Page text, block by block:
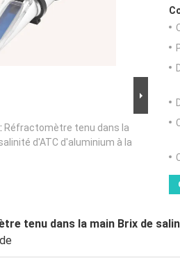
Réfractomètre tenu dans la
d'ATC d'aluminium à la
tenu dans la main Brix de